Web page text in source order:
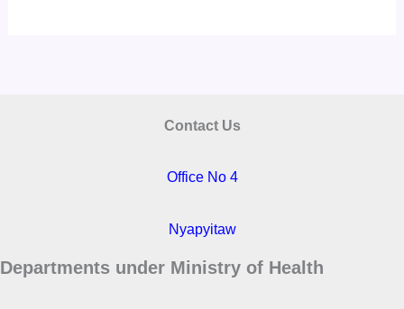
Contact Us
Office No 4
Nyapyitaw
Departments under Ministry of Health